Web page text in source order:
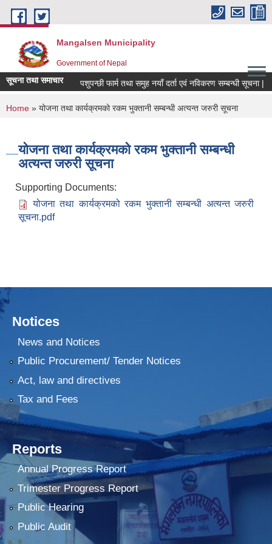
Skip to main content
Mangalsen Municipality
Government of Nepal
सूचना तथा समाचार पशुपन्छी फार्म तथा समुह नयाँ दर्ता एवं नविकरण सम्बन्धी सूचना |
You are here
Home » योजना तथा कार्यक्रमको रकम भुक्तानी सम्बन्धी अत्यन्त जरुरी सूचना
योजना तथा कार्यक्रमको रकम भुक्तानी सम्बन्धी
अत्यन्त जरुरी सूचना
Supporting Documents:
योजना तथा कार्यक्रमको रकम भुक्तानी सम्बन्धी अत्यन्त जरुरी
सूचना.pdf
Notices
News and Notices
Public Procurement/ Tender Notices
Act, law and directives
Tax and Fees
Reports
Annual Progress Report
Trimester Progress Report
Public Hearing
Public Audit